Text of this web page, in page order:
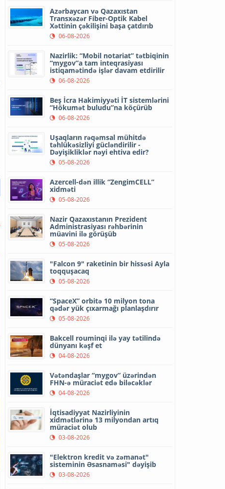
Azərbaycan və Qazaxıstan
Transxəzər Fiber-Optik Kabel
Xəttinin çəkilişini başa çatdırıb
06-08-2026
Nazirlik: “Mobil notariat” tətbiqinin
“mygov”a tam inteqrasiyası
istiqamətində işlər davam etdirilir
06-08-2026
Beş İcra Hakimiyyəti İT sistemlərini
“Hökumət buludu”na köçürüb
06-08-2026
Uşaqların rəqəmsal mühitdə
təhlükəsizliyi gücləndirilir -
Dəyişikliklər nəyi ehtiva edir?
05-08-2026
Azercell-dən illik “ZengimCELL”
xidməti
05-08-2026
Nazir Qazaxıstanın Prezident
Administrasiyası rəhbərinin
müavini ilə görüşüb
05-08-2026
"Falcon 9" raketinin bir hissəsi Ayla
toqquşacaq
05-08-2026
“SpaceX” orbitə 10 milyon tona
qədər yük çıxarmağı planlaşdırır
05-08-2026
Bakcell rouminqi ilə yay tətilində
dünyanı kəşf et
04-08-2026
Vətəndaşlar “mygov” üzərindən
FHN-ə müraciət edə biləcəklər
04-08-2026
İqtisadiyyat Nazirliyinin
xidmətlərinə 13 milyondan artıq
müraciət olub
03-08-2026
"Elektron kredit və zəmanət"
sisteminin Əsasnaməsi" dəyişib
03-08-2026